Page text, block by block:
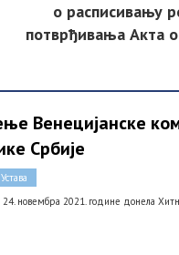
о расписивању
потврђивања Акта
Венецијанске
Србије
24. новембра 2021. године донела